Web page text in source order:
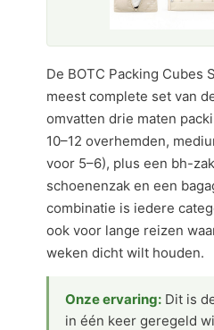
De BOTC Packing Cubes
meest complete set van
omvatten drie maten
10–12 overhemden,
voor 5–6), plus een bh-
schoenenzak en een
combinatie is iedere
ook voor lange reizen
weken dicht wilt houden.
Onze ervaring: Dit is
in één keer geregeld